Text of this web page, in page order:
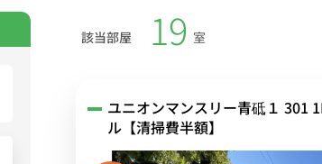
該当部屋 19 室
ユニオンマンスリー青砥１ 301
ル【清掃費半額】